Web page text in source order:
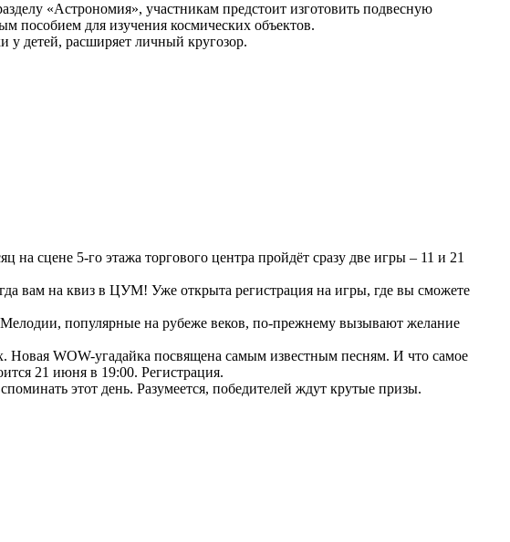
«Астрономия», участникам предстоит изготовить подвесную
пособием для изучения космических объектов.
у детей, расширяет личный кругозор.
сцене 5-го этажа торгового центра пройдёт сразу две игры – 11 и 21
вам на квиз в ЦУМ! Уже открыта регистрация на игры, где вы сможете
популярные на рубеже веков, по-прежнему вызывают желание
WOW-угадайка посвящена самым известным песням. И что самое
21 июня в 19:00. Регистрация.
этот день. Разумеется, победителей ждут крутые призы.